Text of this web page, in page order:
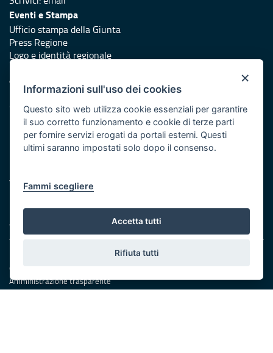
Eventi e Stampa
Ufficio stampa della Giunta
Press Regione
Logo e identità regionale
Accessibilità
Dichiarazione di accessibilità
Obiettivi di accessibilità
Redazione
Responsabili di pubblicazione
Vai al sito di Protezione Civile Puglia
Iniziativa finanziata con risorse del POR Puglia 2014/2020 -
Asse XI
Cookie e privacy
Amministrazione trasparente
×
Informazioni sull'uso dei cookies
Questo sito web utilizza cookie essenziali per garantire
il suo corretto funzionamento e cookie di terze parti
per fornire servizi erogati da portali esterni. Questi
ultimi saranno impostati solo dopo il consenso.
Fammi scegliere
Accetta tutti
Rifiuta tutti